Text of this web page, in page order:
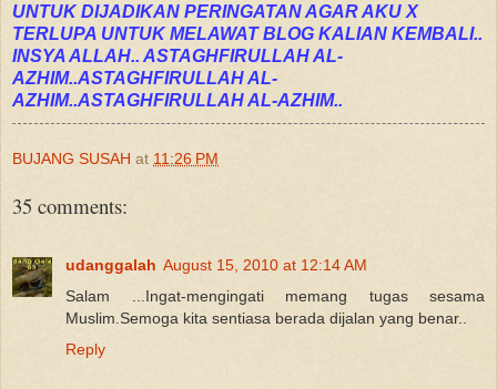
UNTUK DIJADIKAN PERINGATAN AGAR AKU X
TERLUPA UNTUK MELAWAT BLOG KALIAN KEMBALI..
INSYA ALLAH.. ASTAGHFIRULLAH AL-
AZHIM..ASTAGHFIRULLAH AL-
AZHIM..ASTAGHFIRULLAH AL-AZHIM..
BUJANG SUSAH at 11:26 PM
35 comments:
udanggalah August 15, 2010 at 12:14 AM
Salam ...Ingat-mengingati memang tugas sesama
Muslim.Semoga kita sentiasa berada dijalan yang benar..
Reply